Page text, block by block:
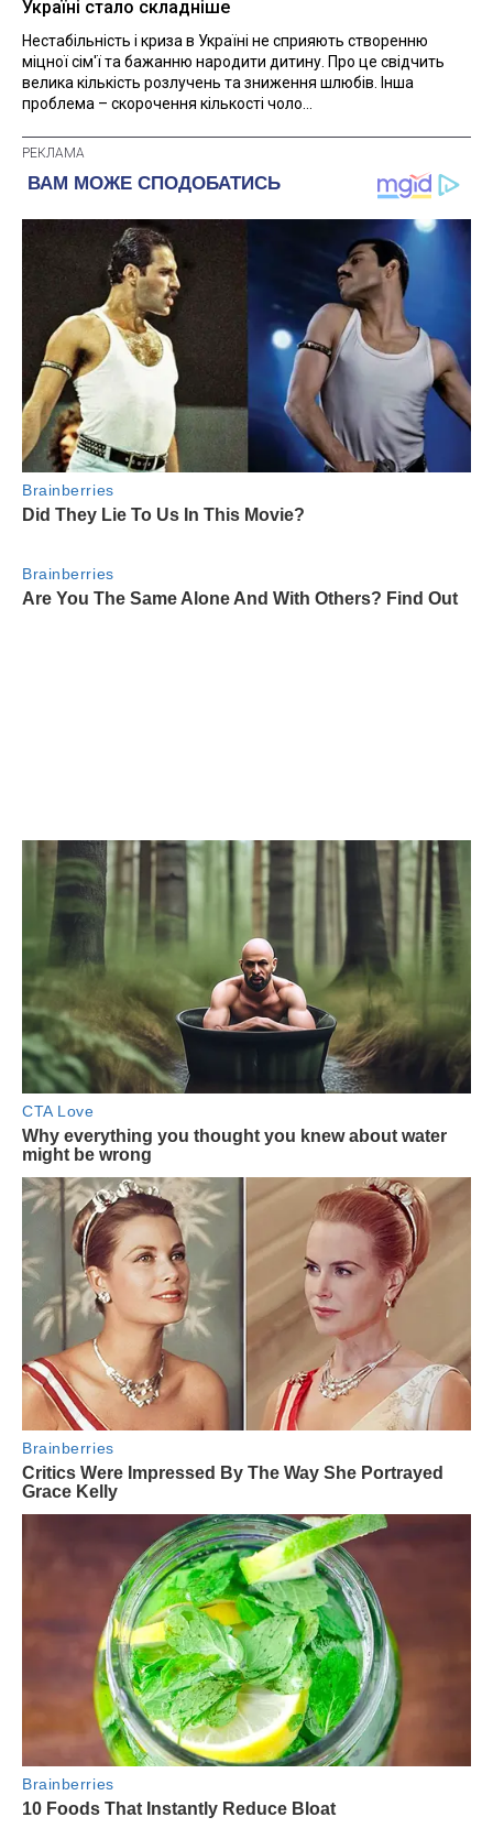
Україні стало складніше
Нестабільність і криза в Україні не сприяють створенню
міцної сім'ї та бажанню народити дитину. Про це свідчить
велика кількість розлучень та зниження шлюбів. Інша
проблема – скорочення кількості чоло...